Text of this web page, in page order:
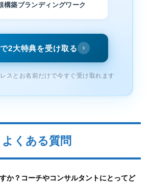
構築ブランディングワーク
2大特典を受け取る
スとお名前だけで今すぐ受け取れます
よくある質問
か？コーチやコンサルタントにとってど